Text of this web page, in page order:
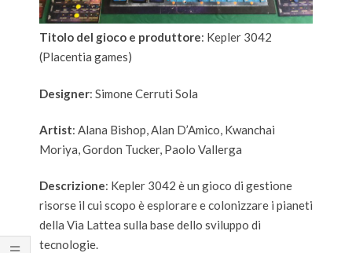
Titolo del gioco e produttore: Kepler 3042
(Placentia games)
Designer: Simone Cerruti Sola
Artist: Alana Bishop,Alan D’Amico, Kwanchai
Moriya,Gordon Tucker, Paolo Vallerga
Descrizione: Kepler 3042 è un gioco di gestione
risorse il cui scopo è esplorare e colonizzare i pianeti
della Via Lattea sulla base dello sviluppo di
tecnologie.